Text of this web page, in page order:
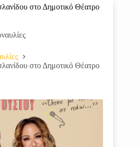
στο Δημοτικό Θέατρο
στο Δημοτικό Θέατρο